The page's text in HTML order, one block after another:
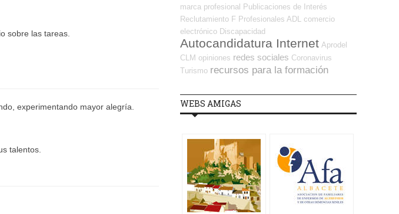
sobre las tareas.
experimentando mayor alegría.
talentos.
marca profesional
Publicaciones de Interés
Reclutamiento F Profesionales ADL
comercio
electrónico Discapacidad
Autocandidatura Internet Aprodel
CLM opiniones redes sociales Coronavirus
Turismo recursos para la formación
WEBS AMIGAS